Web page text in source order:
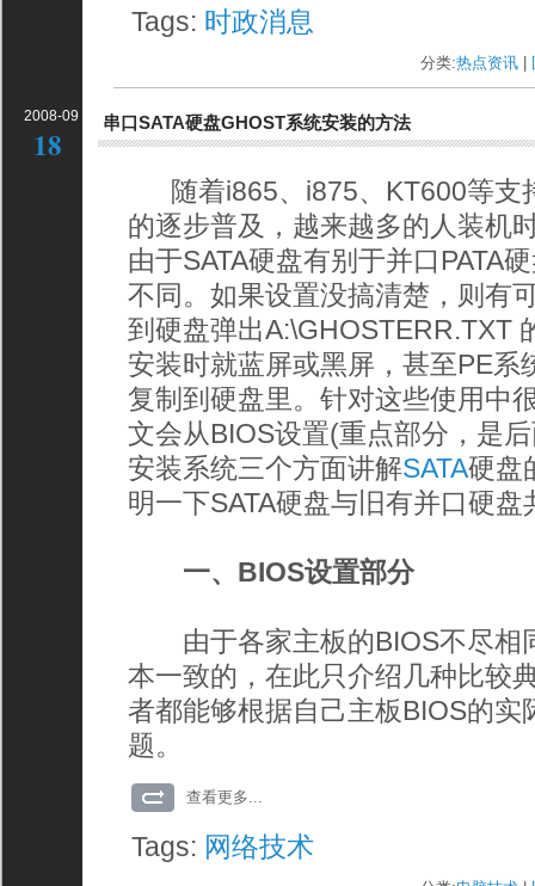
Tags: 时政消息
分类:热点资讯
2008-09
18
串口SATA硬盘GHOST系统安装的方法
随着i865、i875、KT600等支
的逐步普及，越来越多的人装机
由于SATA硬盘有别于并口PATA
不同。如果设置没搞清楚，则有
到硬盘弹出A:\GHOSTERR.TXT
安装时就蓝屏或黑屏，甚至PE系
复制到硬盘里。针对这些使用中
文会从BIOS设置(重点部分，是
安装系统三个方面讲解SATA硬盘
明一下SATA硬盘与旧有并口硬
一、BIOS设置部分
由于各家主板的BIOS不尽相
本一致的，在此只介绍几种比较
者都能够根据自己主板BIOS的实
题。
查看更多...
Tags: 网络技术